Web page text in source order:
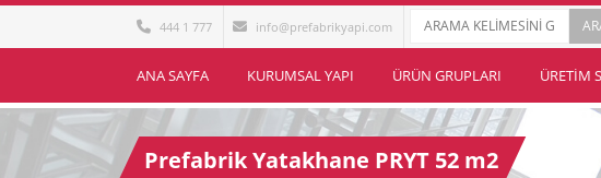
444 1 777 info@prefabrikyapi.com
ANA SAYFA KURUMSAL YAPI ÜRÜN GRUPLARI ÜRETIM
Prefabrik Yatakhane PRYT 52 m2